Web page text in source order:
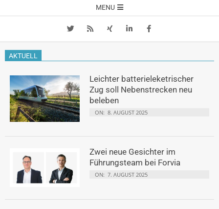
Navigation
MENU
AKTUELL
Leichter batterieleketrischer
Zug soll Nebenstrecken neu
beleben
ON: 8. AUGUST 2025
Zwei neue Gesichter im
Führungsteam bei Forvia
ON: 7. AUGUST 2025